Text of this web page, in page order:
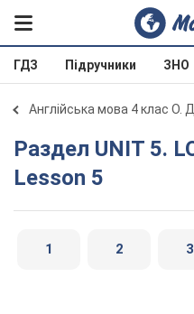
ГДЗ Підручники ЗНО
Англійська мова 4 клас О.
Раздел UNIT 5. LOOK BACK!.
Lesson 5
1 2 3